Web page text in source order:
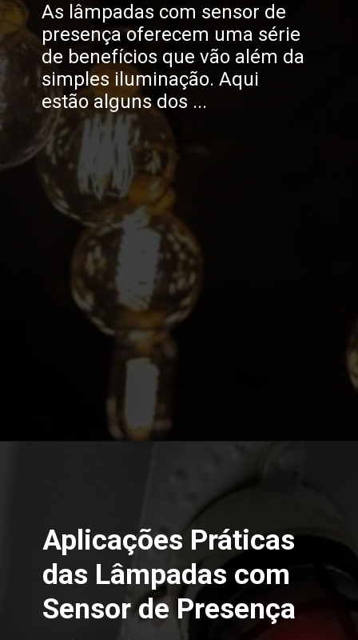
As lâmpadas com sensor de
presença oferecem uma série
de benefícios que vão além da
simples iluminação. Aqui
estão alguns dos ...
Aplicações Práticas
das Lâmpadas com
Sensor de Presença